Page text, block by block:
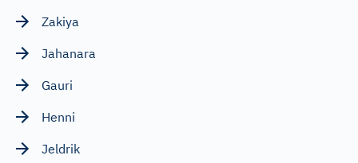
Zakiya
Jahanara
Gauri
Henni
Jeldrik